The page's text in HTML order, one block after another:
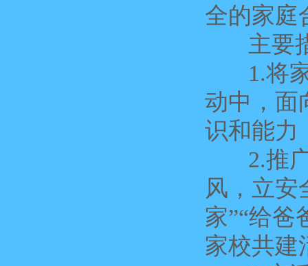
全的家庭
主要
1.将家
动中，面
识和能力
2.推广
风，立安
家”“给爸
家校共建